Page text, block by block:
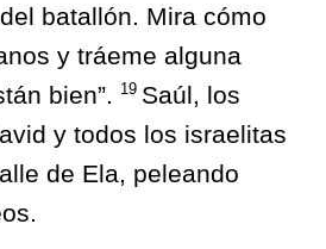
batallón. Mira cómo
y tráeme alguna
bien”.
19 Saúl, los
y todos los israelitas
de Ela, peleando